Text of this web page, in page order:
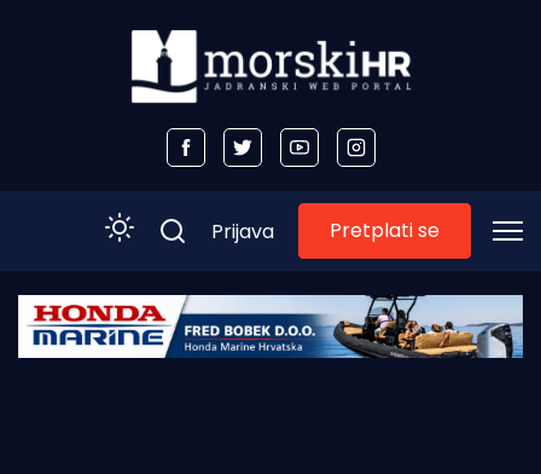
Početna
Prijava Pretplati se